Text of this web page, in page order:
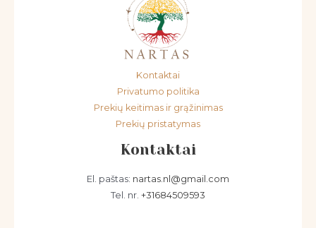
Kontaktai
Privatumo politika
Prekių keitimas ir grąžinimas
Prekių pristatymas
Kontaktai
El. paštas: nartas.nl@gmail.com
Tel. nr. +31684509593